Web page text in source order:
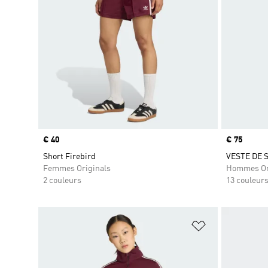
Prix
€ 40
Short Firebird
Femmes Originals
2 couleurs
Prix
€ 75
VESTE DE
Hommes
13 couleurs
Ajouter à la